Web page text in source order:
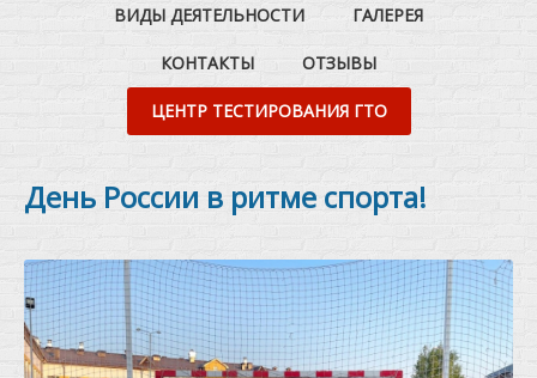
ВИДЫ ДЕЯТЕЛЬНОСТИ ГАЛЕРЕЯ
КОНТАКТЫ ОТЗЫВЫ
ЦЕНТР ТЕСТИРОВАНИЯ ГТО
День России в ритме спорта!